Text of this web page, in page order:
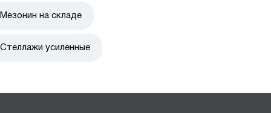
Мезонин на складе
Стеллажи усиленные